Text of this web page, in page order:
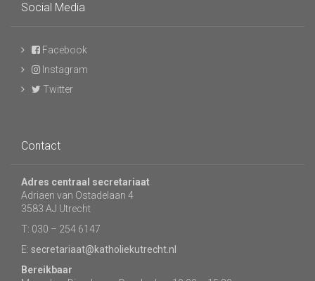
Social Media
Facebook
Instagram
Twitter
Contact
Adres centraal secretariaat
Adriaen van Ostadelaan 4
3583 AJ Utrecht
T: 030 – 254 6147
E: secretariaat@katholiekutrecht.nl
Bereikbaar